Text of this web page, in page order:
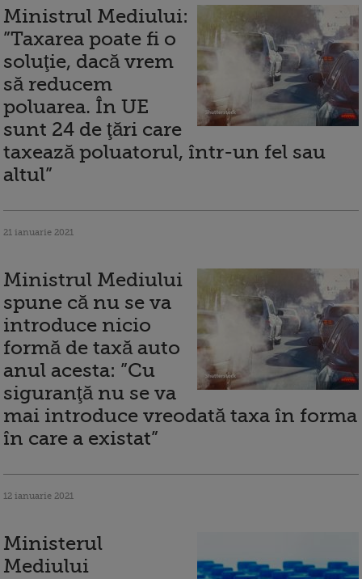
Ministrul Mediului:
”Taxarea poate fi o
soluţie, dacă vrem
să reducem
poluarea. În UE
sunt 24 de ţări care
taxează poluatorul, într-un fel sau
altul”
21 ianuarie 2021
Ministrul Mediului
spune că nu se va
introduce nicio
formă de taxă auto
anul acesta: ”Cu
siguranţă nu se va
mai introduce vreodată taxa în forma
în care a existat”
12 ianuarie 2021
Ministerul
Mediului